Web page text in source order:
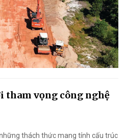
tham vọng công nghệ
thách thức mang tính cấu trúc